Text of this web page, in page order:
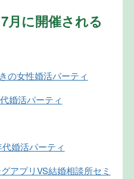
月に開催される
の女性婚活パーティ
婚活パーティ
婚活パーティ
アプリVS結婚相談所セミ